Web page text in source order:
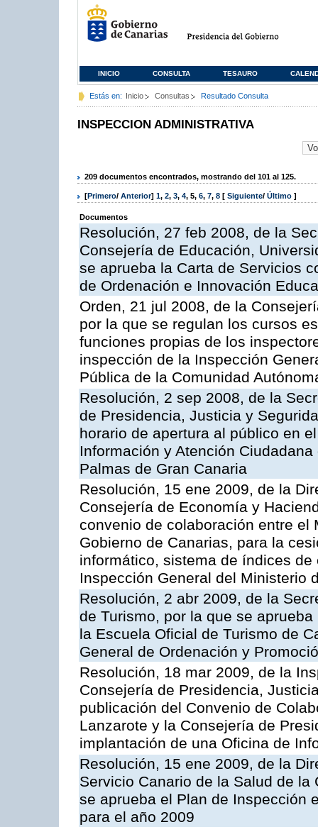
INICIO CONSULTA TESAURO
Estás en: Inicio Consultas Resultado Consulta
INSPECCION ADMINISTRATIVA
209 documentos encontrados, mostrando del 101 al 125.
[Primero/ Anterior] 1, 2, 3, 4, 5, 6, 7, 8 [ Siguiente/ Último ]
Documentos
Resolución, 27 feb 2008, de la
Consejería de Educación,
se aprueba la Carta de Servicios
de Ordenación e Innovación
Orden, 21 jul 2008, de la
por la que se regulan los cursos
funciones propias de los
inspección de la Inspección
Pública de la Comunidad
Resolución, 2 sep 2008, de la
de Presidencia, Justicia y
horario de apertura al público en
Información y Atención
Palmas de Gran Canaria
Resolución, 15 ene 2009, de la
Consejería de Economía y
convenio de colaboración entre
Gobierno de Canarias, para la
informático, sistema de índices
Inspección General del Ministerio
Resolución, 2 abr 2009, de la
de Turismo, por la que se
la Escuela Oficial de Turismo de
General de Ordenación y
Resolución, 18 mar 2009, de la
Consejería de Presidencia,
publicación del Convenio de
Lanzarote y la Consejería de
implantación de una Oficina de
Resolución, 15 ene 2009, de la
Servicio Canario de la Salud de
se aprueba el Plan de Inspección
para el año 2009